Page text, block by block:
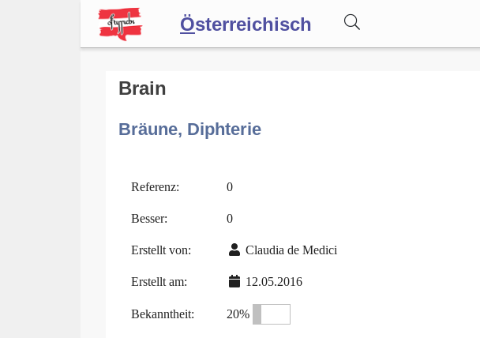
Österreichisch
Forum
Blog
Brain
Bräune, Diphterie
Referenz: 0
Besser: 0
Erstellt von: Claudia de Medici
Erstellt am: 12.05.2016
Bekanntheit: 20%